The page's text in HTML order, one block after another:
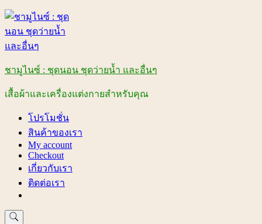
Skip
content
ชามูไนซ์ : ชุดนอน ชุดว่ายน้ำ และอื่นๆ
เสื้อผ้าและเครื่องแต่งกายสำหรับคุณ
โปรโมชั่น
สินค้าของเรา
My account
Checkout
เกี่ยวกับเรา
ติดต่อเรา